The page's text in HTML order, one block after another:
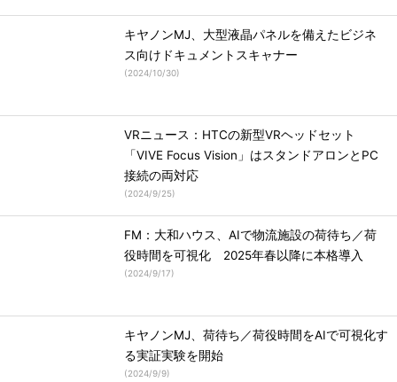
キヤノンMJ、大型液晶パネルを備えたビジネ
ス向けドキュメントスキャナー
(2024/10/30)
VRニュース：HTCの新型VRヘッドセット
「VIVE Focus Vision」はスタンドアロンとPC
接続の両対応
(2024/9/25)
FM：大和ハウス、AIで物流施設の荷待ち／荷
役時間を可視化 2025年春以降に本格導入
(2024/9/17)
キヤノンMJ、荷待ち／荷役時間をAIで可視化す
る実証実験を開始
(2024/9/9)